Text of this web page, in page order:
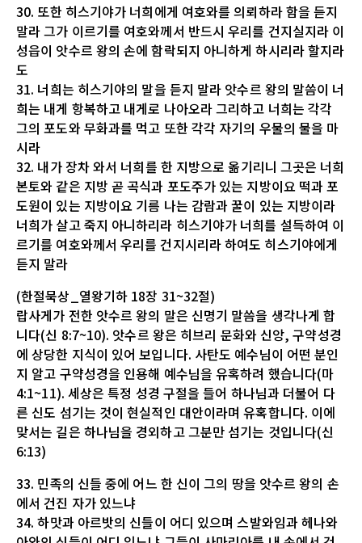
30. 또한 히스기야가 너희에게 여호와를 의뢰하라 함을 듣지
말라 그가 이르기를 여호와께서 반드시 우리를 건지실지라 이
성읍이 앗수르 왕의 손에 함락되지 아니하게 하시리라 할지라
도
31. 너희는 히스기야의 말을 듣지 말라 앗수르 왕의 말씀이 너
희는 내게 항복하고 내게로 나아오라 그리하고 너희는 각각
그의 포도와 무화과를 먹고 또한 각각 자기의 우물의 물을 마
시라
32. 내가 장차 와서 너희를 한 지방으로 옮기리니 그곳은 너희
본토와 같은 지방 곧 곡식과 포도주가 있는 지방이요 떡과 포
도원이 있는 지방이요 기름 나는 감람과 꿀이 있는 지방이라
너희가 살고 죽지 아니하리라 히스기야가 너희를 설득하여 이
르기를 여호와께서 우리를 건지시리라 하여도 히스기야에게
듣지 말라
(한절묵상_열왕기하 18장 31~32절)
랍사게가 전한 앗수르 왕의 말은 신명기 말씀을 생각나게 합
니다(신 8:7~10). 앗수르 왕은 히브리 문화와 신앙, 구약성경
에 상당한 지식이 있어 보입니다. 사탄도 예수님이 어떤 분인
지 알고 구약성경을 인용해 예수님을 유혹하려 했습니다(마
4:1~11). 세상은 특정 성경 구절을 들어 하나님과 더불어 다
른 신도 섬기는 것이 현실적인 대안이라며 유혹합니다. 이에
맞서는 길은 하나님을 경외하고 그분만 섬기는 것입니다(신
6:13)
33. 민족의 신들 중에 어느 한 신이 그의 땅을 앗수르 왕의 손
에서 건진 자가 있느냐
34. 하맛과 아르밧의 신들이 어디 있으며 스발와임과 헤나와